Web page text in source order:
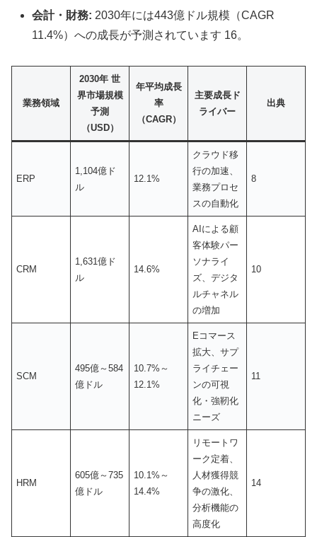
会計・財務: 2030年には443億ドル規模（CAGR
11.4%）への成長が予測されています 16。
業務領域
2030年 世
界市場規模
予測
（USD）
年平均成長
率
（CAGR）
主要成長ド
ライバー
出典
ERP
1,104億ド
ル
12.1%
クラウド移
行の加速、
業務プロセ
スの自動化
8
CRM
1,631億ド
ル
14.6%
AIによる顧
客体験パー
ソナライ
ズ、デジタ
ルチャネル
の増加
10
SCM
495億～584
億ドル
10.7%～
12.1%
Eコマース
拡大、サプ
ライチェー
ンの可視
化・強靭化
ニーズ
11
HRM
605億～735
億ドル
10.1%～
14.4%
リモートワ
ーク定着、
人材獲得競
争の激化、
分析機能の
高度化
14